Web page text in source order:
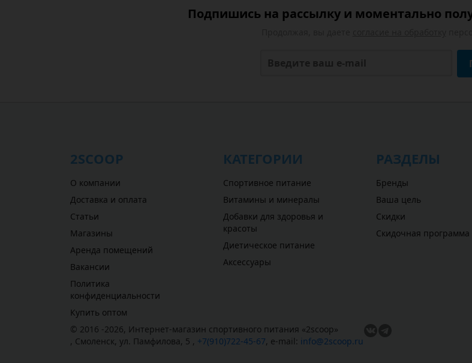
Подпишись на рассылку и моментально
2SCOOP
О компании
Доставка и оплата
Статьи
Магазины
Аренда помещений
Вакансии
Политика
конфиденциальности
Купить оптом
КАТЕГОРИИ
Спортивное питание
Витамины и минералы
Добавки для здоровья и
красоты
Диетическое питание
Аксессуары
РАЗДЕЛЫ
Бренды
Ваша цель
Скидки
Скидочная программа
© 2016 -2026, Интернет-магазин спортивного питания «2scoop»
, Смоленск, ул. Памфилова, 5 , +7(910)722-45-67, e-mail: info@2scoop.ru